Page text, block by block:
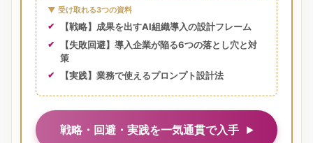
▼ 受け取れる3つの資料
【戦略】成果を出すAI組織導入の設計フレーム
【失敗回避】導入企業が陥る6つの落とし穴と対
策
【実践】業務で使えるプロンプト設計法
戦略・回避・実践を一気通貫で入手